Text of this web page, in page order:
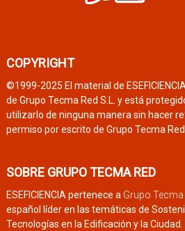
COPYRIGHT
©1999-2025 El material de
de Grupo Tecma Red S.L. y está
utilizarlo de ninguna manera sin hacer
permiso por escrito de Grupo Tecma Red
SOBRE GRUPO TECMA RED
ESEFICIENCIA pertenece a Grupo Tecma
español líder en las temáticas de
Tecnologías en la Edificación y la Ciudad.